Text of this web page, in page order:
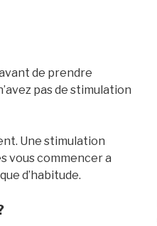
de prendre
pas de stimulation
Une stimulation
vous commencer a
d’habitude.